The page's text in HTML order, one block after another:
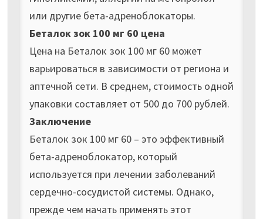
или другие бета-адреноблокаторы.
Беталок зок 100 мг 60 цена
Цена на Беталок зок 100 мг 60 может
варьироваться в зависимости от региона и
аптечной сети. В среднем, стоимость одной
упаковки составляет от 500 до 700 рублей.
Заключение
Беталок зок 100 мг 60 – это эффективный
бета-адреноблокатор, который
используется при лечении заболеваний
сердечно-сосудистой системы. Однако,
прежде чем начать применять этот